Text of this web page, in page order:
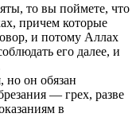
то вы поймете, что
причем которые
и потому Аллах
его далее, и
но он обязан
— грех, разве
в